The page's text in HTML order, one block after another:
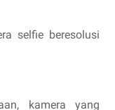
selfie beresolusi
kamera yang